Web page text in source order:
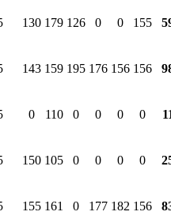
130 179 126 0 0 155
143 159 195 176 156 156
0 110 0 0 0 0
150 105 0 0 0 0
155 161 0 177 182 156